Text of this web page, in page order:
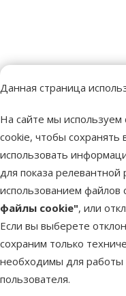
Данная страница
На сайте мы
cookie, чтобы сохранять
использовать
для показа
использованием файлов
файлы cookie", или
Если вы выберете
сохраним только
необходимы для работы
пользователя.